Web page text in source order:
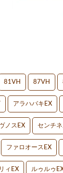
81VH 87VH
アラハバキEX
ノスEX センチ
ファロオースEX
ィEX ルゥルゥ